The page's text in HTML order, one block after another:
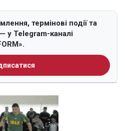
термінові події та
у Telegram-каналі